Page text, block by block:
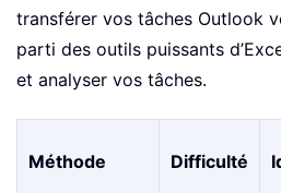
transférer vos tâches Outlook
parti des outils puissants
et analyser vos tâches.
Méthode Difficulté